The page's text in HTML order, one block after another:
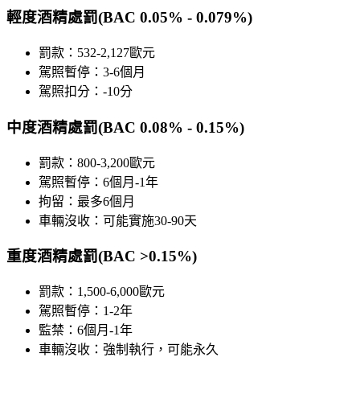
輕度酒精處罰(BAC 0.05% - 0.079%)
罰款：532-2,127歐元
駕照暫停：3-6個月
駕照扣分：-10分
中度酒精處罰(BAC 0.08% - 0.15%)
罰款：800-3,200歐元
駕照暫停：6個月-1年
拘留：最多6個月
車輛沒收：可能實施30-90天
重度酒精處罰(BAC >0.15%)
罰款：1,500-6,000歐元
駕照暫停：1-2年
監禁：6個月-1年
車輛沒收：強制執行，可能永久